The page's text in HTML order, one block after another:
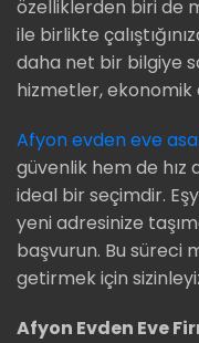
özelliklerden biri de
ile birlikte
daha net bir bilgiye
hizmetler, ekonomik
Afyon evden eve
güvenlik hem de hız
ideal bir seçimdir.
yeni adresinize
başvurun. Bu süreci
getirmek için
Afyon Evden Eve